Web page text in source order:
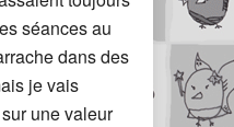
séances au
dans des
je vais
une valeur